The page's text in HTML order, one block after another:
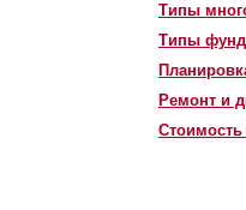
Типы
Типы
Ремонт и
Стоимость